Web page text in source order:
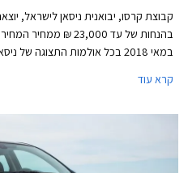
קבוצת קרסו, יבואנית ניסאן לישראל,
במאי 2018 בכל אולמות התצוגה של ניסאן בישראל.
קרא עוד